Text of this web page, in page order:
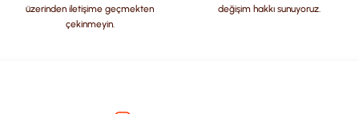
üzerinden iletişime geçmekten
çekinmeyin.
değişim hakkı sunuyoruz.